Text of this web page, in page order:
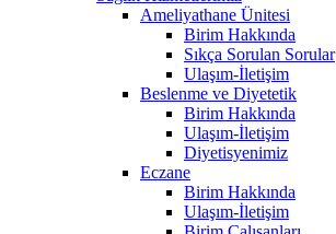
Ameliyathane Ünitesi
Birim Hakkında
Sıkça Sorulan Sorular
Ulaşım-İletişim
Beslenme ve Diyetetik
Birim Hakkında
Ulaşım-İletişim
Diyetisyenimiz
Eczane
Birim Hakkında
Ulaşım-İletişim